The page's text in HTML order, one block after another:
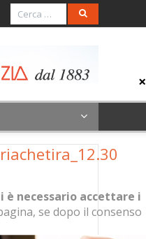
è necessario accettare i
se dopo il consenso